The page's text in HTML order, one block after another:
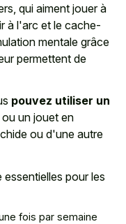
qui aiment jouer à
à l'arc et le cache-
mentale grâce
permettent de
pouvez utiliser un
un jouet en
ou d'une autre
pour les
fois par semaine